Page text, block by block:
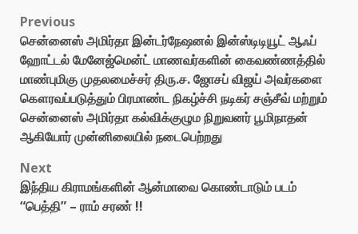
Post
navigation
Previous
சென்னைஸ் அமிர்தா இன்டர்நேஷனல் இன்ஸ்டிடியூட் ஆஃப்
ஹோட்டல் மேனேஜ்மென்ட் மாணவர்களின் கைவண்ணத்தில்
மாண்புமிகு முதலமைச்சர் திரு.ச. ஜோசப் விஜய் அவர்களை
கௌரவப்படுத்தும் பிரமாண்ட நிகழ்ச்சி நடிகர் சஞ்சீவ் மற்றும்
சென்னைஸ் அமிர்தா கல்விக்குழும நிறுவனர் பூமிநாதன்
ஆகியோர் முன்னிலையில் நடைபெற்றது
Next
இந்திய கிராமங்களின் ஆன்மாவை கொண்டாடும் படம்
“பெத்தி” – ராம் சரண் !!